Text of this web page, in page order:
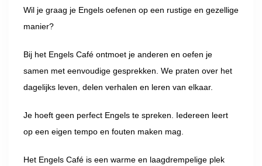
Wil je graag je Engels oefenen op een rustige en gezellige
manier?
Bij het Engels Café ontmoet je anderen en oefen je
samen met eenvoudige gesprekken. We praten over het
dagelijks leven, delen verhalen en leren van elkaar.
Je hoeft geen perfect Engels te spreken. Iedereen leert
op een eigen tempo en fouten maken mag.
Het Engels Café is een warme en laagdrempelige plek